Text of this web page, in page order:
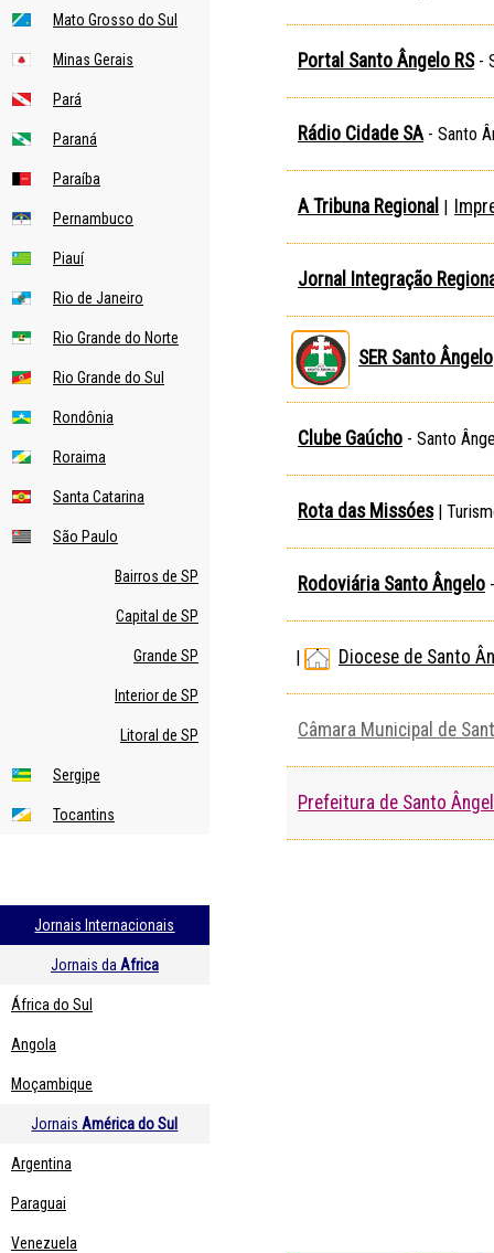
Mato Grosso do Sul
Minas Gerais
Pará
Paraná
Paraíba
Pernambuco
Piauí
Rio de Janeiro
Rio Grande do Norte
Rio Grande do Sul
Rondônia
Roraima
Santa Catarina
São Paulo
Bairros de SP
Capital de SP
Grande SP
Interior de SP
Litoral de SP
Sergipe
Tocantins
Jornais Internacionais
Jornais da Africa
África do Sul
Angola
Moçambique
Jornais América do Sul
Argentina
Paraguai
Venezuela
Portal Santo Ângelo RS-
Rádio Cidade SA- Santo
A Tribuna Regional |
Jornal Integração
SER Santo Ângelo
Clube Gaúcho - Santo
Rota das Missóes|
Rodoviária Santo Ângelo
| Diocese de Santo
Câmara Municipal de
Prefeitura de Santo